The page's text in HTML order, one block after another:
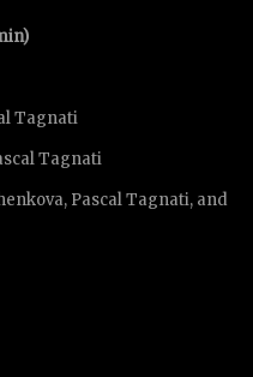
Tagnati
Tagnati
Pascal Tagnati, and